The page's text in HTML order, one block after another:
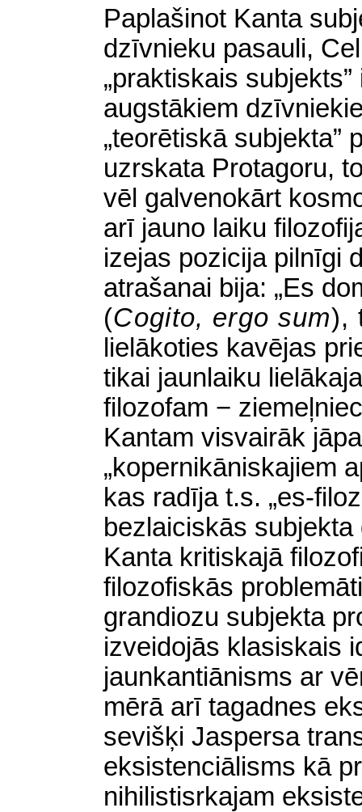
Paplašinot Kanta
dzīvnieku pasauli,
„praktiskais
augstākiem
„teorētiskā subjekta”
uzrskata Protagoru,
vēl galvenokārt
arī jauno laiku
izejas pozicija pilnīgi
atrašanai bija: „Es
(Cogito, ergo sum),
lielākoties kavējas
tikai jaunlaiku
filozofam −
Kantam visvairāk
„kopernikāniskajiem
kas radīja t.s. „es-
bezlaiciskās
Kanta kritiskajā
filozofiskās
grandiozu subjekta
izveidojās klasiskais
jaunkantiānisms ar
mērā arī tagadnes
sevišķi Jaspersa
eksistenciālisms kā
nihilistisrkajam